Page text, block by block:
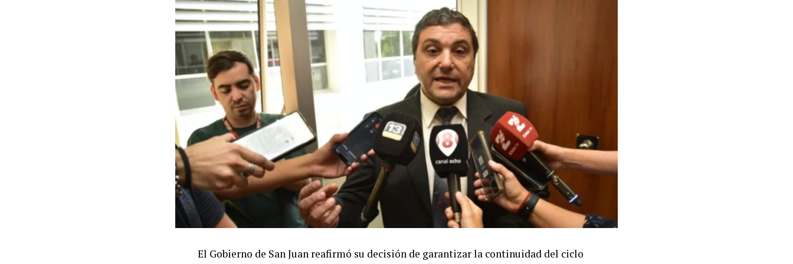
facultades del Estado para disponer expropiaciones por razones de utilidad pública y
modificaciones a la Ley de Manejo del Fuego que, según denuncian, facilitarían la
comercialización de terrenos afectados por incendios.
Las dos CTA también confirmaron su participación en la protesta. Tanto la CTA
Autónoma como la CTA de los Trabajadores sostienen que la eliminación del
capítulo referido a la venta de tierras no modifica el espíritu general de la iniciativa,
por lo que consideran necesario mantener la presión sobre el Congreso durante el
tratamiento legislativo.
La convocatoria fue respaldada además por la Unión de Trabajadores de la Economía
Popular (UTEP), que ratificó su presencia en la movilización y llamó a confluir con
las centrales sindicales en una manifestación unificada. Desde la organización
indicaron que la convocatoria permanecerá vigente hasta nuevo aviso.
de prensa realizada en la sede de la CGT, en la calle Azopardo. Allí participaron los
El Gobierno de San Juan reafirmó su decisión de garantizar la continuidad del ciclo